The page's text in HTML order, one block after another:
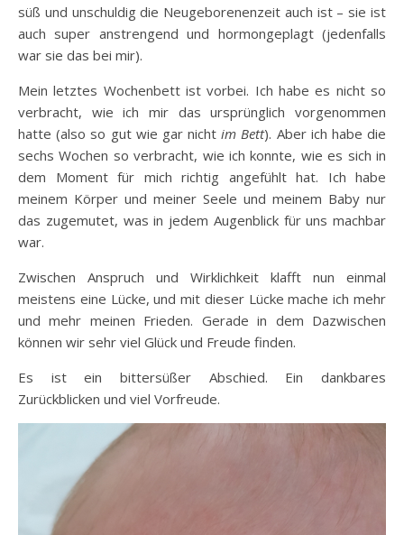
süß und unschuldig die Neugeborenenzeit auch ist – sie ist
auch super anstrengend und hormongeplagt (jedenfalls
war sie das bei mir).
Mein letztes Wochenbett ist vorbei. Ich habe es nicht so
verbracht, wie ich mir das ursprünglich vorgenommen
hatte (also so gut wie gar nichtim Bett). Aber ich habe die
sechs Wochen so verbracht, wie ich konnte, wie es sich in
dem Moment für mich richtig angefühlt hat. Ich habe
meinem Körper und meiner Seele und meinem Baby nur
das zugemutet, was in jedem Augenblick für uns machbar
war.
Zwischen Anspruch und Wirklichkeit klafft nun einmal
meistens eine Lücke, und mit dieser Lücke mache ich mehr
und mehr meinen Frieden. Gerade in dem Dazwischen
können wir sehr viel Glück und Freude finden.
Es ist ein bittersüßer Abschied. Ein dankbares
Zurückblicken und viel Vorfreude.